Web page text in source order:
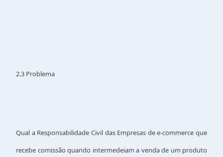
2.3 Problema
Qual a Responsabilidade Civil das Empresas de e-commerce que
recebe comissão quando intermedeiam a venda de um produto